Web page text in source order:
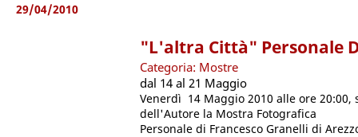
29/04/2010
"L'altra Città" Personale
Categoria: Mostre
dal 14 al 21 Maggio
Venerdì 14 Maggio 2010 alle ore
dell'Autore la Mostra Fotografica
Personale di Francesco Granelli di